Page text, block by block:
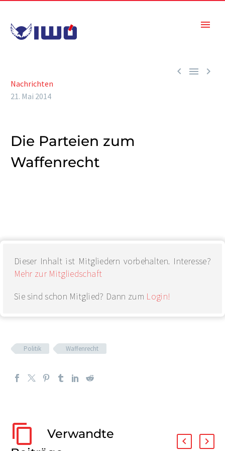
  
Nachrichten
21. Mai 2014
Die Parteien zum
Waffenrecht
Dieser Inhalt ist Mitgliedern vorbehalten. Interesse?
Mehr zur Mitgliedschaft
Sie sind schon Mitglied? Dann zum Login!
Politik Waffenrecht
Verwandte